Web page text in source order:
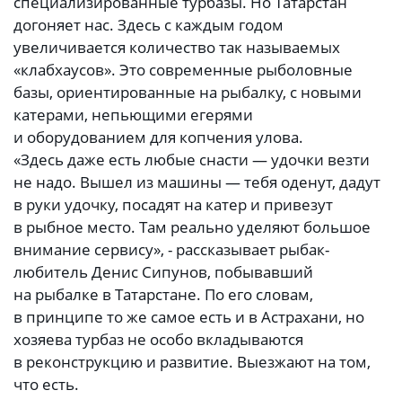
догоняет нас. Здесь с каждым годом
увеличивается количество так называемых
«клабхаусов». Это современные рыболовные
базы, ориентированные на рыбалку, с новыми
катерами, непьющими егерями
и оборудованием для копчения улова.
«Здесь даже есть любые снасти — удочки везти
не надо. Вышел из машины — тебя оденут, дадут
в руки удочку, посадят на катер и привезут
в рыбное место. Там реально уделяют большое
внимание сервису», - рассказывает рыбак-
любитель Денис Сипунов, побывавший
на рыбалке в Татарстане. По его словам,
в принципе то же самое есть и в Астрахани, но
хозяева турбаз не особо вкладываются
в реконструкцию и развитие. Выезжают на том,
что есть.